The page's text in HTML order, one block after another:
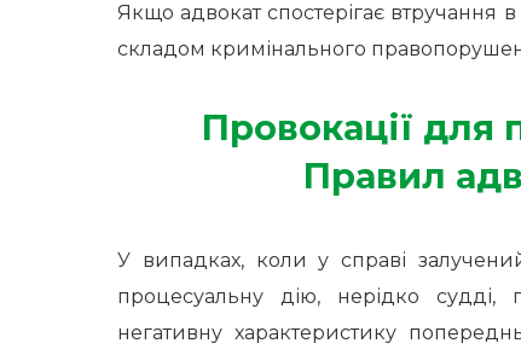
Якщо адвокат спостерігає втручання
складом кримінального
Провокації
Правил
У випадках, коли у справі
процесуальну дію, нерідко судді,
негативну характеристику